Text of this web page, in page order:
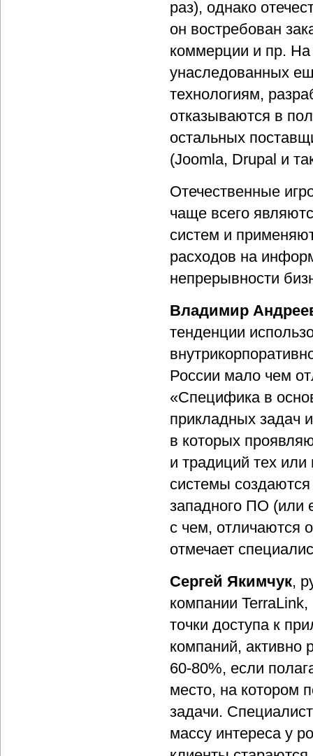
раз), однако
он востребован
коммерции и пр. На
унаследованных
технологиям,
отказываются в
остальных
(Joomla, Drupal и
Отечественные
чаще всего
систем и
расходов на
непрерывности
Владимир
тенденции
России мало чем
«Специфика в
прикладных задач
в которых
и традиций тех
системы создаются
западного ПО (или
с чем, отличаются
отмечает
Сергей Якимчук,
компании TerraLink,
точки доступа к
компаний, активно
60-80%, если
место, на котором
задачи.
массу интереса у